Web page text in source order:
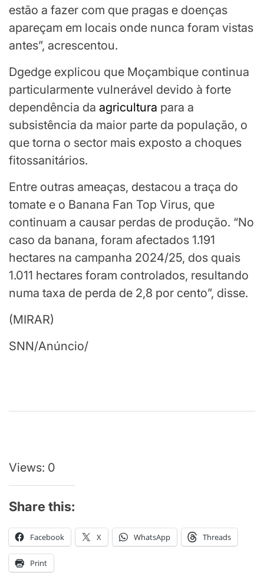
estão a fazer com que pragas e doenças
apareçam em locais onde nunca foram vistas
antes”, acrescentou.
Dgedge explicou que Moçambique continua
particularmente vulnerável devido à forte
dependência da agricultura para a
subsistência da maior parte da população, o
que torna o sector mais exposto a choques
fitossanitários.
Entre outras ameaças, destacou a traça do
tomate e o Banana Fan Top Virus, que
continuam a causar perdas de produção. “No
caso da banana, foram afectados 1.191
hectares na campanha 2024/25, dos quais
1.011 hectares foram controlados, resultando
numa taxa de perda de 2,8 por cento”, disse.
(MIRAR)
SNN/Anúncio/
Views: 0
Share this:
Facebook X WhatsApp Threads
Print